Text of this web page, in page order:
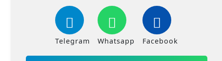
Telegram Whatsapp Facebook